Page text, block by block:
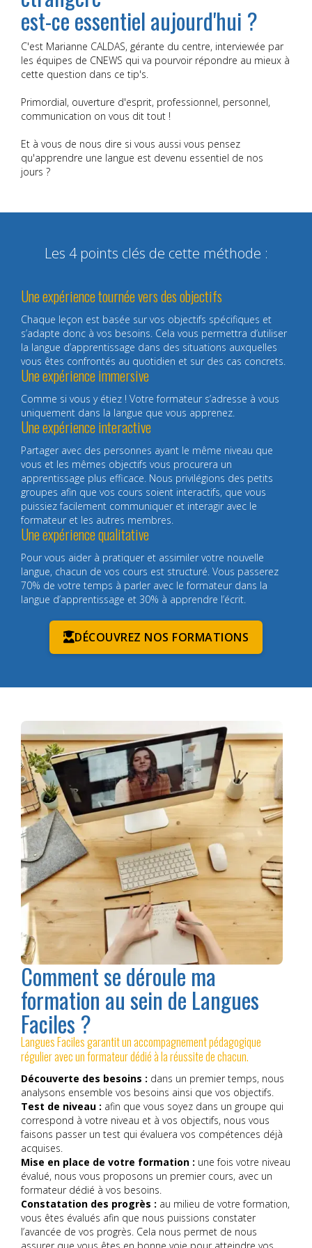
est-ce essentiel aujourd'hui ?
C'est Marianne CALDAS, gérante du centre, interviewée par
les équipes de CNEWS qui va pourvoir répondre au mieux à
cette question dans ce tip's.
Primordial, ouverture d'esprit, professionnel, personnel,
communication on vous dit tout !
Et à vous de nous dire si vous aussi vous pensez
qu'apprendre une langue est devenu essentiel de nos
jours ?
Les 4 points clés de cette méthode :
Une expérience tournée vers des objectifs
Chaque leçon est basée sur vos objectifs spécifiques et
s’adapte donc à vos besoins. Cela vous permettra d’utiliser
la langue d’apprentissage dans des situations auxquelles
vous êtes confrontés au quotidien et sur des cas concrets.
Une expérience immersive
Comme si vous y étiez ! Votre formateur s’adresse à vous
uniquement dans la langue que vous apprenez.
Une expérience interactive
Partager avec des personnes ayant le même niveau que
vous et les mêmes objectifs vous procurera un
apprentissage plus efficace. Nous privilégions des petits
groupes afin que vos cours soient interactifs, que vous
puissiez facilement communiquer et interagir avec le
formateur et les autres membres.
Une expérience qualitative
Pour vous aider à pratiquer et assimiler votre nouvelle
langue, chacun de vos cours est structuré. Vous passerez
70% de votre temps à parler avec le formateur dans la
langue d’apprentissage et 30% à apprendre l’écrit.
DÉCOUVREZ NOS FORMATIONS
Comment se déroule ma
formation au sein de Langues
Faciles ?
Langues Faciles garantit un accompagnement pédagogique
régulier avec un formateur dédié à la réussite de chacun.
Découverte des besoins : dans un premier temps, nous
analysons ensemble vos besoins ainsi que vos objectifs.
Test de niveau : afin que vous soyez dans un groupe qui
correspond à votre niveau et à vos objectifs, nous vous
faisons passer un test qui évaluera vos compétences déjà
acquises.
Mise en place de votre formation : une fois votre niveau
évalué, nous vous proposons un premier cours, avec un
formateur dédié à vos besoins.
Constatation des progrès : au milieu de votre formation,
vous êtes évalués afin que nous puissions constater
l’avancée de vos progrès. Cela nous permet de nous